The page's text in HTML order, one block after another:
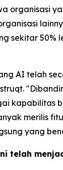
organisasi
sekitar
AI telah
kapabilitas
merilis
yang
telah